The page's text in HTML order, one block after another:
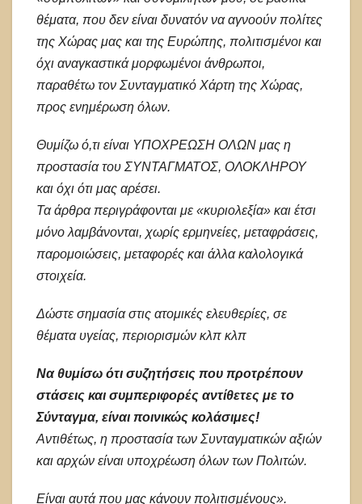
θέματα, που δεν είναι δυνατόν να αγνοούν πολίτες
της Χώρας μας και της Ευρώπης, πολιτισμένοι και
όχι αναγκαστικά μορφωμένοι άνθρωποι,
παραθέτω τον Συνταγματικό Χάρτη της Χώρας,
προς ενημέρωση όλων.
Θυμίζω ό,τι είναι ΥΠΟΧΡΕΩΣΗ ΟΛΩΝ μας η
προστασία του ΣΥΝΤΑΓΜΑΤΟΣ, ΟΛΟΚΛΗΡΟΥ
και όχι ότι μας αρέσει.
Τα άρθρα περιγράφονται με «κυριολεξία» και έτσι
μόνο λαμβάνονται, χωρίς ερμηνείες, μεταφράσεις,
παρομοιώσεις, μεταφορές και άλλα καλολογικά
στοιχεία.
Δώστε σημασία στις ατομικές ελευθερίες, σε
θέματα υγείας, περιορισμών κλπ κλπ
Να θυμίσω ότι συζητήσεις που προτρέπουν
στάσεις και συμπεριφορές αντίθετες με το
Σύνταγμα, είναι ποινικώς κολάσιμες!
Αντιθέτως, η προστασία των Συνταγματικών αξιών
και αρχών είναι υποχρέωση όλων των Πολιτών.
Είναι αυτά που μας κάνουν πολιτισμένους».